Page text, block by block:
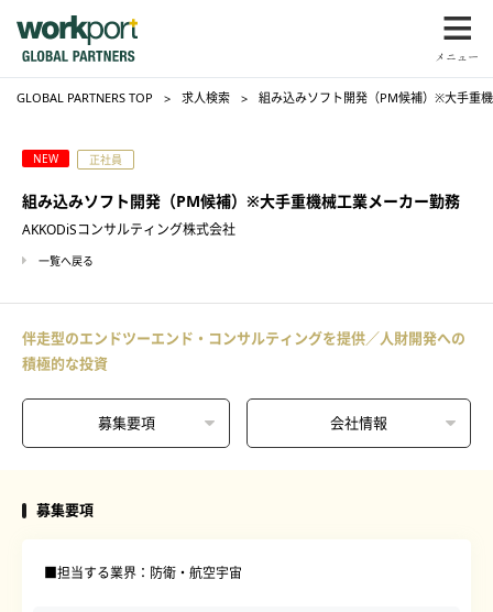
GLOBAL PARTNERS TOP 求人検索 組み込みソフト開発（PM候補）※大手重
NEW 正社員
組み込みソフト開発（PM候補）※大手重機械工業メーカー勤務
AKKODiSコンサルティング株式会社
一覧へ戻る
伴走型のエンドツーエンド・コンサルティングを提供／人財開発への
積極的な投資
募集要項 会社情報
募集要項
■担当する業界：防衛・航空宇宙